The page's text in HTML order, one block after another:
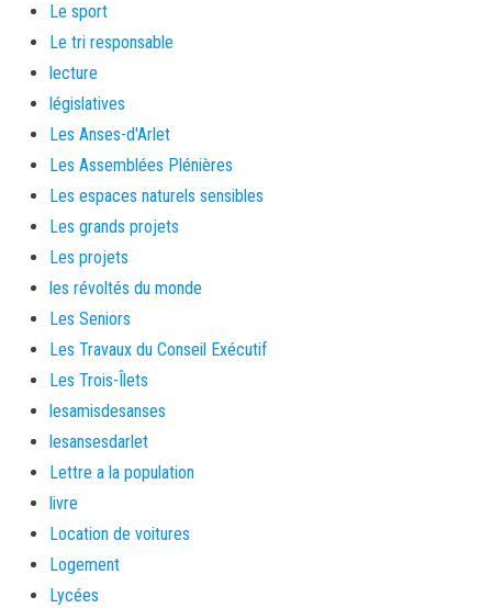
Le sport
Le tri responsable
lecture
législatives
Les Anses-d'Arlet
Les Assemblées Plénières
Les espaces naturels sensibles
Les grands projets
Les projets
les révoltés du monde
Les Seniors
Les Travaux du Conseil Exécutif
Les Trois-Îlets
lesamisdesanses
lesansesdarlet
Lettre a la population
livre
Location de voitures
Logement
Lycées